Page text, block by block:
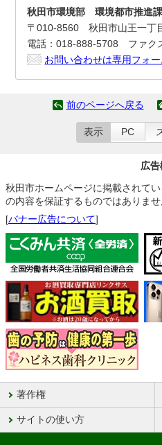
秋田市環境部 環境都市推進
〒010-8560 秋田市山王一丁
電話：018-888-5708 ファク
お問い合わせは専用フォー
前のページへ戻る
表示 PC
広告
秋田市ホームページに掲載されて
の内容を保証するものではありませ
[バナー広告について]
著作権
サイトの使い方